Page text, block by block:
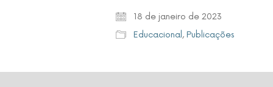
18 de janeiro de 2023
Educacional ,Publicações